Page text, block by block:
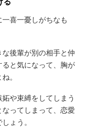
喜一憂しがちなも
後輩が別の相手と仲
と気になって、胸が
。
や束縛をしてしまう
ってしまって、恋愛
ょう。